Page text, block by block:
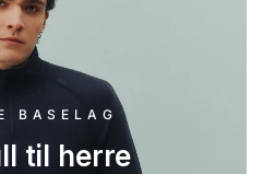
BASELAG
til herre